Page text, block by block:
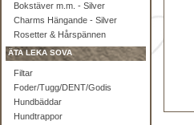
Bokstäver m.m. - Silver
Charms Hängande - Silver
Rosetter & Hårspännen
ÄTA LEKA SOVA
Filtar
Foder/Tugg/DENT/Godis
Hundbäddar
Hundtrappor